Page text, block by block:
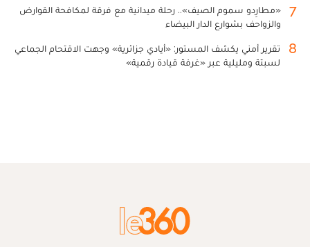
7
«مطارِدو سموم الصيف».. رحلة ميدانية مع فرقة لمكافحة القوارض
والزواحف بشوارع الدار البيضاء
8
تقرير أمني يكشف المستور: «أيادي جزائرية» وجهت الاقتحام الجماعي
لسبتة ومليلية عبر «غرفة قيادة رقمية»